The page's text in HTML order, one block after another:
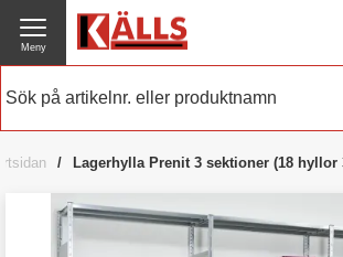
0476 - 214 80
Meny
Lagerhylla Prenit 3 sektioner (18 hyllor